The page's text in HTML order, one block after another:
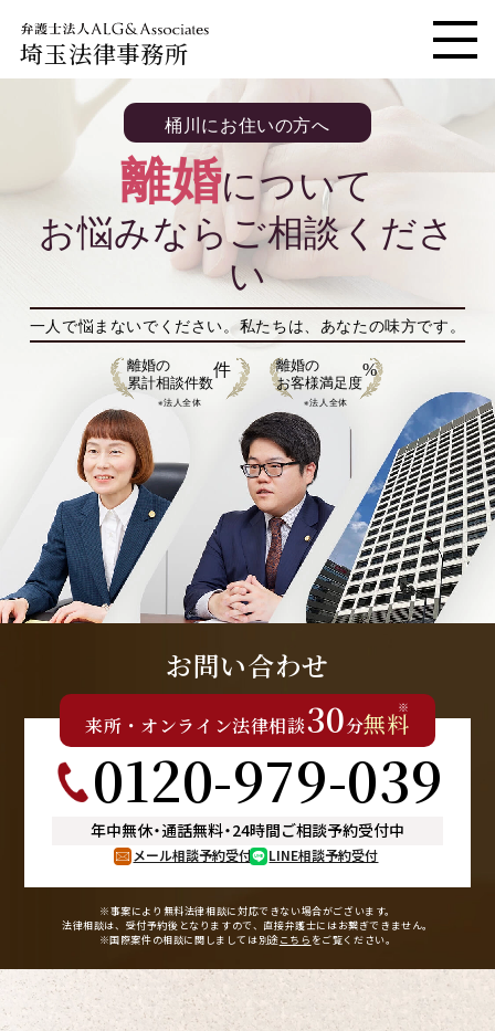
埼玉法律事務所 メニ
桶川にお住いの方へ
離婚について
お悩みならご相談くださ
い
一人で悩まないでください。 私たちは、あなたの味方です。
離婚の
累計相談件数
件
※法人全体
離婚の
お客様満足度
%
※法人全体
お問い合わせ
来所 ・ オンライン法律相談30分無料
※
0120-979-039
年中無休・通話無料・24時間ご相談予約受付中
メール相談予約受付 LINE相談予約受付
※事案により無料法律相談に対応できない場合がございます。
法律相談は、受付予約後となりますので、 直接弁護士にはお繋ぎできません。
※国際案件の相談に関しましては別途こちら をご覧ください。